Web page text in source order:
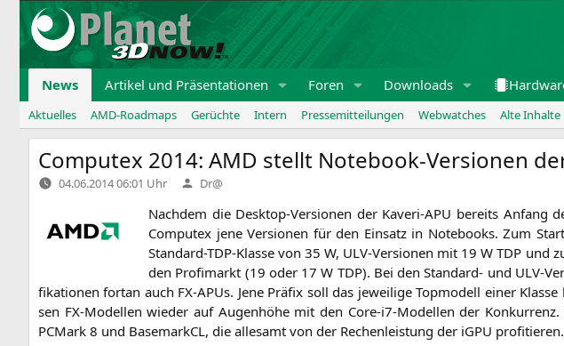
Zum
Inhalt
springen
News Artikel und Präsentationen Foren Downloads
Aktuelles AMD-Roadmaps Gerüchte Intern Pressemitteilungen Webwatches Alte Inhalte
Computex 2014: AMD stellt Notebook-Versionen
04.06.2014 06:01 Uhr Verfasst
von
Dr@
Nach­dem die Desk­top-Ver­sio­nen der Kaveri-APU bereits
Com­putex jene Ver­sio­nen für den Ein­satz in Note­books. Zum
Stan­dard-TDP-Klas­se von 35 W, ULV-Ver­sio­nen mit 19 WTDP und
den Pro­fi­markt (19 oder 17 W TDP). Bei den Stan­dard- und ULV-
fi­ka­tio­nen fort­an auch FX-APUs. Jene Prä­fix soll das jewei­li­ge Top­mo­dell einer
sen FX-Model­len wie­der auf Augen­hö­he mit den Core-i7-Model­len der
PCMark 8 und Base­mark­CL, die alle­samt von der Rechen­leis­tung der iGPU profitieren.